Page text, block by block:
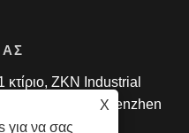
X
για να σας
ZKN Industrial
Baoan, Shenzhen